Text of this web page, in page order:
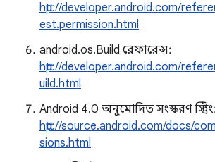
http://developer.android.com/
est.permission.html
android.os.Build রেফারেন্স:
http://developer.android.com/
uild.html
Android 4.0 অনুমোদিত সংস্করণ
http://source.android.com/docs/
sions.html